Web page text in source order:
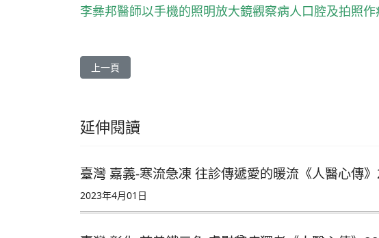
李彝邦醫師以手機的照明放大鏡觀察病人口腔及拍照作
上一篇文章: 【菲律賓 東岷多洛省】渡海送愛 為偏鄉原民拔病苦《人
上一頁
延伸閱讀
臺灣 嘉義-寒流急凍 往診傳遞愛的暖流《人醫心傳
2023年4月01日